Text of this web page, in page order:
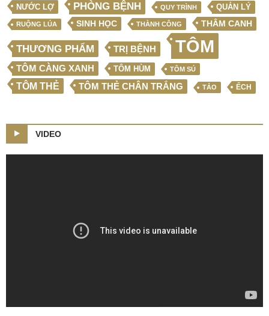
NƯỚC LỢ PHÒNG BỆNH QUY TRÌNH QUẢN LÝ
RUỘNG LÚA SINH HỌC THÀNH CÔNG THÂM CANH
THƯƠNG PHẨM TRỊ BỆNH TÔM
TÔM CÀNG XANH TÔM HÙM TÔM SÚ
TÔM THẺ TÔM THẺ CHÂN TRẮNG TẢO ẾCH
VIDEO